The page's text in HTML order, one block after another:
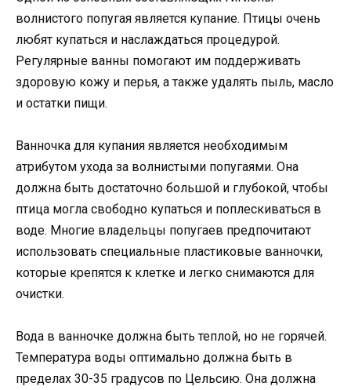
волнистого попугая является купание. Птицы очень
любят купаться и наслаждаться процедурой.
Регулярные ванны помогают им поддерживать
здоровую кожу и перья, а также удалять пыль, масло
и остатки пищи.
Ванночка для купания является необходимым
атрибутом ухода за волнистыми попугаями. Она
должна быть достаточно большой и глубокой, чтобы
птица могла свободно купаться и поплескиваться в
воде. Многие владельцы попугаев предпочитают
использовать специальные пластиковые ванночки,
которые крепятся к клетке и легко снимаются для
очистки.
Вода в ванночке должна быть теплой, но не горячей.
Температура воды оптимально должна быть в
пределах 30-35 градусов по Цельсию. Она должна